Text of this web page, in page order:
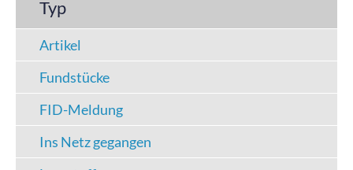
Typ
Artikel
Fundstücke
FID-Meldung
Ins Netz gegangen